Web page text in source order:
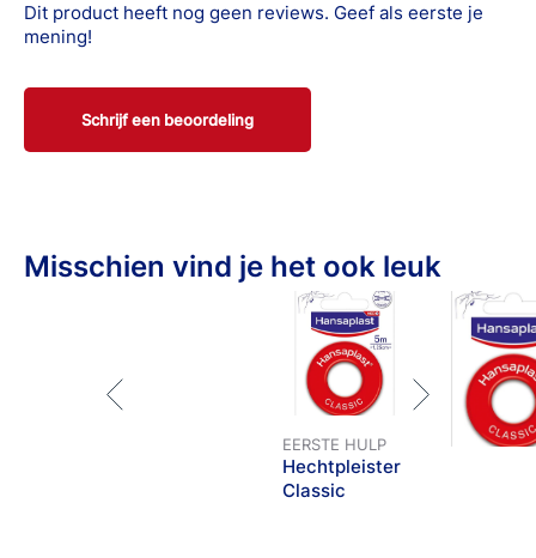
Dit product heeft nog geen reviews. Geef als eerste je
mening!
Schrijf een beoordeling
Misschien vind je het ook leuk
EERSTE HULP
Hechtpleister
Classic